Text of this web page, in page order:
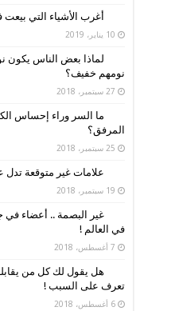
أغرب الأشياء التي بيعت
10 يناير، 2019
لماذا بعض الناس يكون
نومهم خفيف؟
27 سبتمبر، 2018
ما السر وراء إحساس
المرفق؟
25 سبتمبر، 2018
علامات غير متوقعة تدل
19 سبتمبر، 2018
غير البصمة .. أعضاء في
في العالم !
7 أغسطس، 2018
هل يقول لك كل من
تعرف على السبب !
6 أغسطس، 2018